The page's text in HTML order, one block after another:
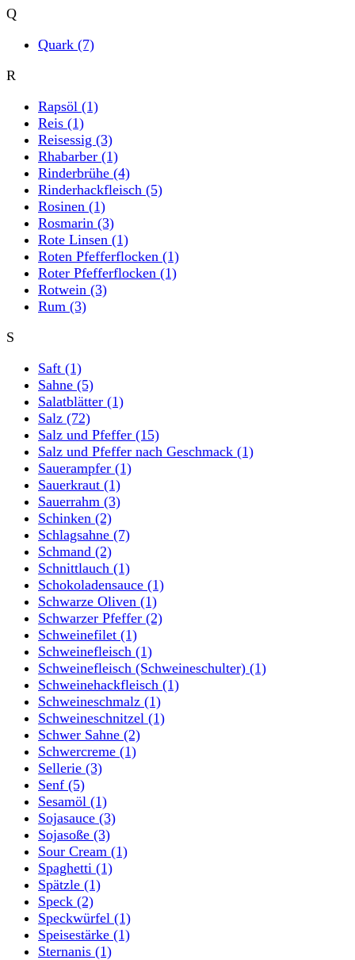
Q
Quark (7)
R
Rapsöl (1)
Reis (1)
Reisessig (3)
Rhabarber (1)
Rinderbrühe (4)
Rinderhackfleisch (5)
Rosinen (1)
Rosmarin (3)
Rote Linsen (1)
Roten Pfefferflocken (1)
Roter Pfefferflocken (1)
Rotwein (3)
Rum (3)
S
Saft (1)
Sahne (5)
Salatblätter (1)
Salz (72)
Salz und Pfeffer (15)
Salz und Pfeffer nach Geschmack (1)
Sauerampfer (1)
Sauerkraut (1)
Sauerrahm (3)
Schinken (2)
Schlagsahne (7)
Schmand (2)
Schnittlauch (1)
Schokoladensauce (1)
Schwarze Oliven (1)
Schwarzer Pfeffer (2)
Schweinefilet (1)
Schweinefleisch (1)
Schweinefleisch (Schweineschulter) (1)
Schweinehackfleisch (1)
Schweineschmalz (1)
Schweineschnitzel (1)
Schwer Sahne (2)
Schwercreme (1)
Sellerie (3)
Senf (5)
Sesamöl (1)
Sojasauce (3)
Sojasoße (3)
Sour Cream (1)
Spaghetti (1)
Spätzle (1)
Speck (2)
Speckwürfel (1)
Speisestärke (1)
Sternanis (1)